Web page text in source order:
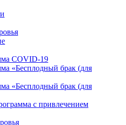
COVID-19
«Бесплодный брак (для
«Бесплодный брак (для
с привлечением